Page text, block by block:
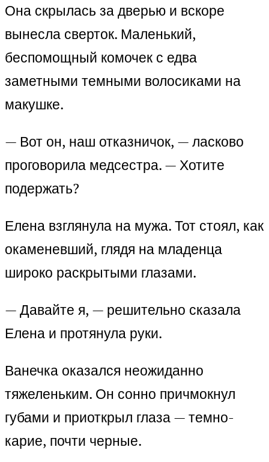
Она скрылась за дверью и вскоре
вынесла сверток. Маленький,
беспомощный комочек с едва
заметными темными волосиками на
макушке.
— Вот он, наш отказничок, — ласково
проговорила медсестра. — Хотите
подержать?
Елена взглянула на мужа. Тот стоял, как
окаменевший, глядя на младенца
широко раскрытыми глазами.
— Давайте я, — решительно сказала
Елена и протянула руки.
Ванечка оказался неожиданно
тяжеленьким. Он сонно причмокнул
губами и приоткрыл глаза — темно-
карие, почти черные.